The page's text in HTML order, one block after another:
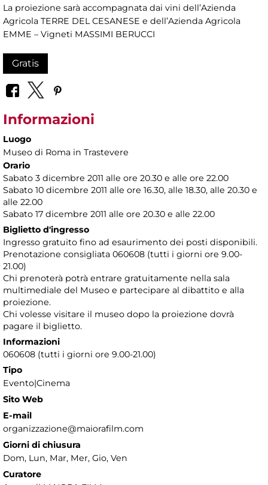
La proiezione sarà accompagnata dai vini dell’Azienda
Agricola TERRE DEL CESANESE e dell’Azienda Agricola
EMME – Vigneti MASSIMI BERUCCI
Gratis
Informazioni
Luogo
Museo di Roma in Trastevere
Orario
Sabato 3 dicembre 2011 alle ore 20.30 e alle ore 22.00
Sabato 10 dicembre 2011 alle ore 16.30, alle 18.30, alle 20.30 e
alle 22.00
Sabato 17 dicembre 2011 alle ore 20.30 e alle 22.00
Biglietto d'ingresso
Ingresso gratuito fino ad esaurimento dei posti disponibili.
Prenotazione consigliata 060608 (tutti i giorni ore 9.00-
21.00)
Chi prenoterà potrà entrare gratuitamente nella sala
multimediale del Museo e partecipare al dibattito e alla
proiezione.
Chi volesse visitare il museo dopo la proiezione dovrà
pagare il biglietto.
Informazioni
060608 (tutti i giorni ore 9.00-21.00)
Tipo
Evento|Cinema
Sito Web
E-mail
organizzazione@maiorafilm.com
Giorni di chiusura
Dom, Lun, Mar, Mer, Gio, Ven
Curatore